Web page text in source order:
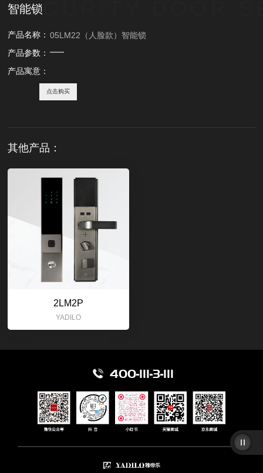
智能锁
SECURITY DOOR
产品名称： 05LM22（人脸款）智能锁
产品参数：
产品寓意：
点击购买
其他产品：
2LM2P
YADILO
400-111-3-111